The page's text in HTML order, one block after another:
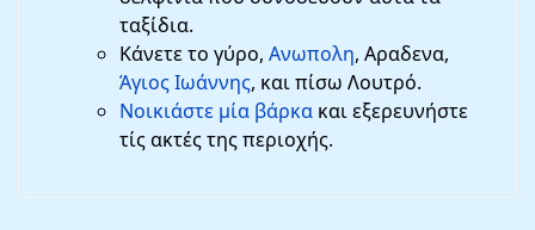
ταξίδια.
Κάνετε το γύρο, Ανωπολη, Αραδενα,
Άγιος Ιωάννης, και πίσω Λουτρό.
Νοικιάστε μία βάρκα και εξερευνήστε
τίς ακτές της περιοχής.